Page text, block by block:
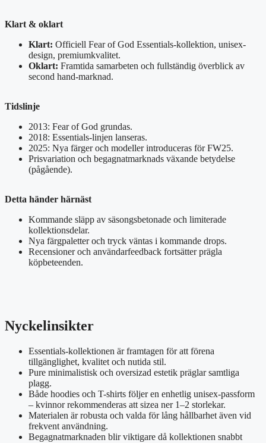
Klart & oklart
Klart: Officiell Fear of God Essentials-kollektion, unisex-
design, premiumkvalitet.
Oklart: Framtida samarbeten och fullständig överblick av
second hand-marknad.
Tidslinje
2013: Fear of God grundas.
2018: Essentials-linjen lanseras.
2025: Nya färger och modeller introduceras för FW25.
Prisvariation och begagnatmarknads växande betydelse
(pågående).
Detta händer härnäst
Kommande släpp av säsongsbetonade och limiterade
kollektionsdelar.
Nya färgpaletter och tryck väntas i kommande drops.
Recensioner och användarfeedback fortsätter prägla
köpbeteenden.
Nyckelinsikter
Essentials-kollektionen är framtagen för att förena
tillgänglighet, kvalitet och nutida stil.
Pure minimalistisk och oversizad estetik präglar samtliga
plagg.
Både hoodies och T-shirts följer en enhetlig unisex-passform
– kvinnor rekommenderas att sizea ner 1–2 storlekar.
Materialen är robusta och valda för lång hållbarhet även vid
frekvent användning.
Begagnatmarknaden blir viktigare då kollektionen snabbt